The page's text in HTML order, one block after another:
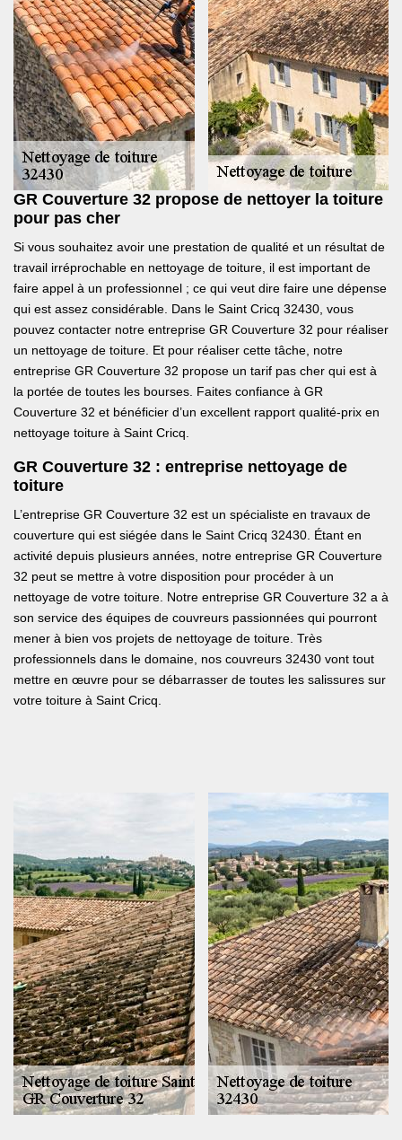
GR Couverture 32 propose de nettoyer la toiture
pour pas cher
Si vous souhaitez avoir une prestation de qualité et un résultat de
travail irréprochable en nettoyage de toiture, il est important de
faire appel à un professionnel ; ce qui veut dire faire une dépense
qui est assez considérable. Dans le Saint Cricq 32430, vous
pouvez contacter notre entreprise GR Couverture 32 pour réaliser
un nettoyage de toiture. Et pour réaliser cette tâche, notre
entreprise GR Couverture 32 propose un tarif pas cher qui est à
la portée de toutes les bourses. Faites confiance à GR
Couverture 32 et bénéficier d’un excellent rapport qualité-prix en
nettoyage toiture à Saint Cricq.
GR Couverture 32 : entreprise nettoyage de
toiture
L’entreprise GR Couverture 32 est un spécialiste en travaux de
couverture qui est siégée dans le Saint Cricq 32430. Étant en
activité depuis plusieurs années, notre entreprise GR Couverture
32 peut se mettre à votre disposition pour procéder à un
nettoyage de votre toiture. Notre entreprise GR Couverture 32 a à
son service des équipes de couvreurs passionnées qui pourront
mener à bien vos projets de nettoyage de toiture. Très
professionnels dans le domaine, nos couvreurs 32430 vont tout
mettre en œuvre pour se débarrasser de toutes les salissures sur
votre toiture à Saint Cricq.